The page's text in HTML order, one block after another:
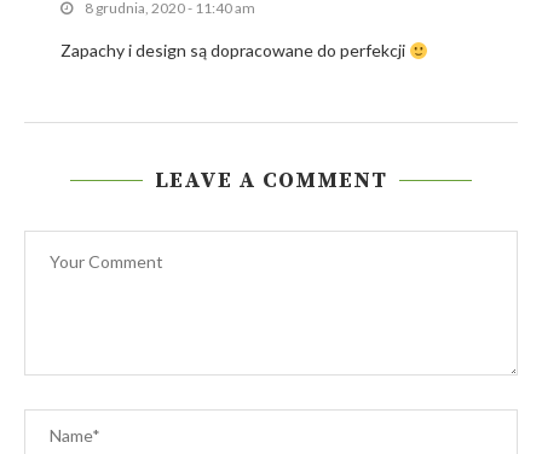
8 grudnia, 2020 - 11:40 am
Zapachy i design są dopracowane do perfekcji
LEAVE A COMMENT